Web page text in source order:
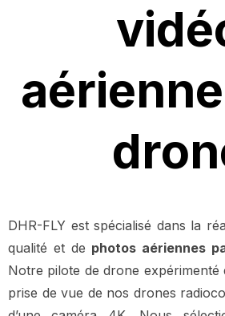
DHR-FLY est spécialisé dans la
qualité et de photos aériennes
Notre pilote de drone expérimenté
prise de vue de nos drones